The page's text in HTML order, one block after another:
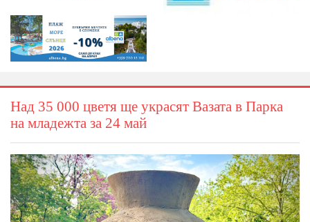
Над 35 000 цветя ще украсят Вазата в Парка
на младежта за 24 май